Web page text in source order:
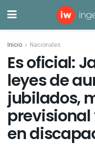
Inicio Nacionales
Es oficial:
leyes de
jubilados,
en